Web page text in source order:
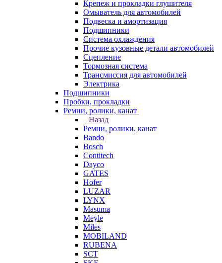
Крепеж и прокладки глушителя
Омыватель для автомобилей
Подвеска и амортизация
Подшипники
Система охлаждения
Прочие кузовные детали автомобилей
Сцепление
Тормозная система
Трансмиссия для автомобилей
Электрика
Подшипники
Пробки, прокладки
Ремни, ролики, канат
Назад
Ремни, ролики, канат
Bando
Bosch
Contitech
Dayco
GATES
Hofer
LUZAR
LYNX
Masuma
Meyle
Miles
MOBILAND
RUBENA
SCT